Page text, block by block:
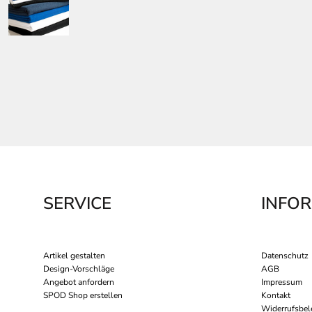
SERVICE
Artikel gestalten
Design-Vorschläge
Angebot anfordern
SPOD Shop erstellen
Datenschutz
AGB
Impressum
Kontakt